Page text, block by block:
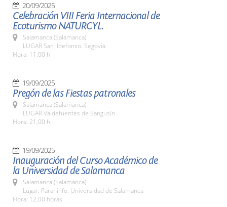
20/09/2025
Celebración VIII Feria Internacional de
Ecoturismo NATURCYL.
Salamanca (Salamanca)
LUGAR San Ildefonso. Segovia
Hora: 11,00 h
19/09/2025
Pregón de las Fiestas patronales
Salamanca (Salamanca)
LUGAR Valdefuentes de Sangusín
Hora: 21,00 h.
19/09/2025
Inauguración del Curso Académico de
la Universidad de Salamanca
Salamanca (Salamanca)
Lugar: Paraninfo. Universidad de Salamanca
Hora: 12,00 horas